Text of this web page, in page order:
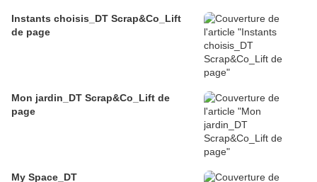
Instants choisis_DT Scrap&Co_Lift
de page
Mon jardin_DT Scrap&Co_Lift de
page
My Space_DT